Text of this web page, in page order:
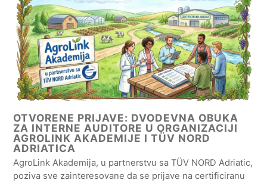
OTVORENE PRIJAVE: DVODEVNA OBUKA
ZA INTERNE AUDITORE U ORGANIZACIJI
AGROLINK AKADEMIJE I TÜV NORD
ADRIATICA
AgroLink Akademija, u partnerstvu sa TÜV NORD Adriatic,
poziva sve zainteresovane da se prijave na certificiranu